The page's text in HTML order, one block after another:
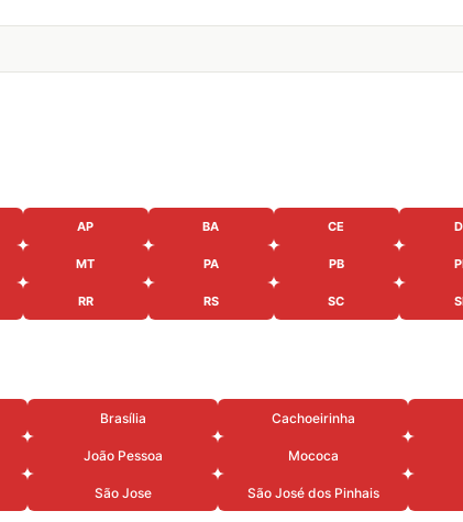
AP BA CE
MT PA PB
RR RS SC
Brasília Cachoeirinha
João Pessoa Mococa
São Jose São José dos Pinhais